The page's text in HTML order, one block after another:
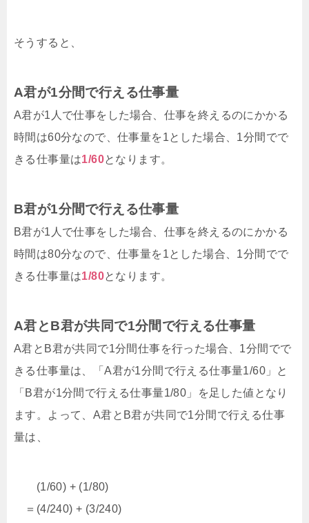
そうすると、
A君が1分間で行える仕事量
A君が1人で仕事をした場合、仕事を終えるのにかかる
時間は60分なので、仕事量を1とした場合、1分間でで
きる仕事量は1/60となります。
B君が1分間で行える仕事量
B君が1人で仕事をした場合、仕事を終えるのにかかる
時間は80分なので、仕事量を1とした場合、1分間でで
きる仕事量は1/80となります。
A君とB君が共同で1分間で行える仕事量
A君とB君が共同で1分間仕事を行った場合、1分間でで
きる仕事量は、「A君が1分間で行える仕事量1/60」と
「B君が1分間で行える仕事量1/80」を足した値となり
ます。よって、A君とB君が共同で1分間で行える仕事
量は、
(1/60) + (1/80)
＝(4/240) + (3/240)